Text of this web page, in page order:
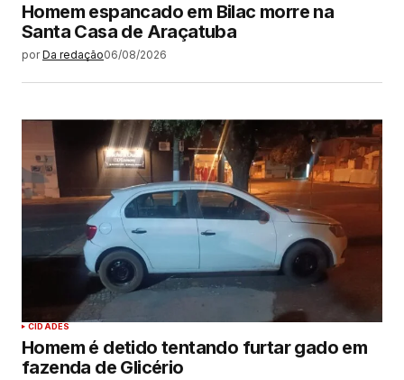
Homem espancado em Bilac morre na
Santa Casa de Araçatuba
por Da redação06/08/2026
CIDADES
Homem é detido tentando furtar gado em
fazenda de Glicério